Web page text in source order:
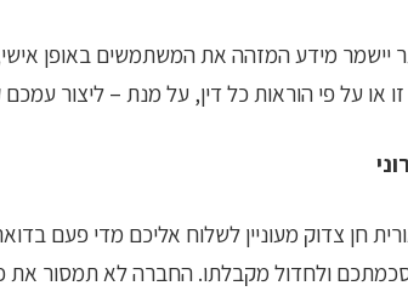
מידע המזהה את המשתמשים באופן
זו או על פי הוראות כל דין, על מנת – ליצור
חן צדוק מעוניין לשלוח אליכם מדי פעם
ולחדול מקבלתו. החברה לא תמסור את